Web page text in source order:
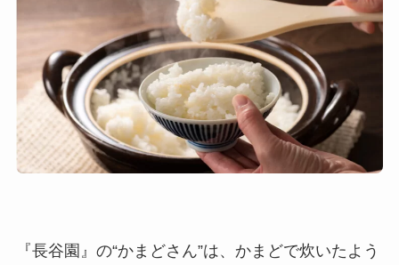
『長谷園』の“かまどさん”は、かまどで炊いたよう